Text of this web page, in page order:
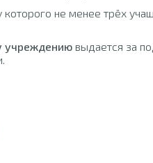
которого не менее трёх
учреждению выдается за